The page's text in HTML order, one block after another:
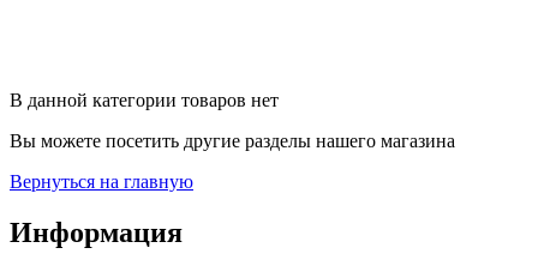
В данной категории товаров нет
Вы можете посетить другие разделы нашего магазина
Вернуться на главную
Информация